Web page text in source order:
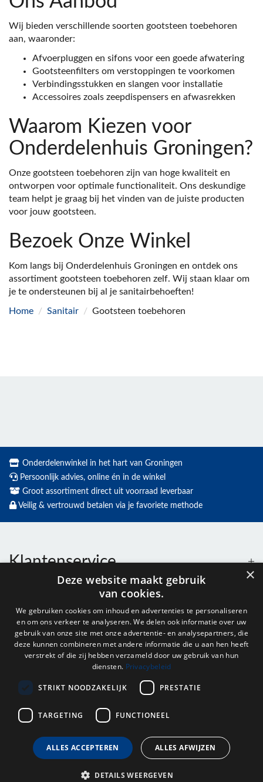
Wij bieden verschillende soorten gootsteen toebehoren
aan, waaronder:
Afvoerpluggen en sifons voor een goede afwatering
Gootsteenfilters om verstoppingen te voorkomen
Verbindingsstukken en slangen voor installatie
Accessoires zoals zeepdispensers en afwasrekken
Waarom Kiezen voor
Onderdelenhuis Groningen?
Onze gootsteen toebehoren zijn van hoge kwaliteit en
ontworpen voor optimale functionaliteit. Ons deskundige
team helpt je graag bij het vinden van de juiste producten
voor jouw gootsteen.
Bezoek Onze Winkel
Kom langs bij Onderdelenhuis Groningen en ontdek ons
assortiment gootsteen toebehoren zelf. Wij staan klaar om
je te ondersteunen bij al je sanitairbehoeften!
Home / Sanitair / Gootsteen toebehoren
Onderdelenwinkel in het hart van Groningen
Persoonlijk advies, online én in de winkel
Groot assortiment direct uit voorraad leverbaar
Veilig & vertrouwd betalen via je favoriete methode
Klantenservice
Openingstijden
Nieuwsbrief
×
Deze website maakt gebruik
van cookies.
We gebruiken cookies om inhoud en advertenties te personaliseren
en om ons verkeer te analyseren. We delen ook informatie over uw
gebruik van onze site met onze advertentie- en analysepartners, die
deze kunnen combineren met andere informatie die u aan hen heeft
verstrekt of die zij hebben verzameld door uw gebruik van hun
diensten. Privacybeleid
STRIKT NOODZAKELIJK PRESTATIE
TARGETING FUNCTIONEEL
ALLES ACCEPTEREN ALLES AFWIJZEN
DETAILS WEERGEVEN